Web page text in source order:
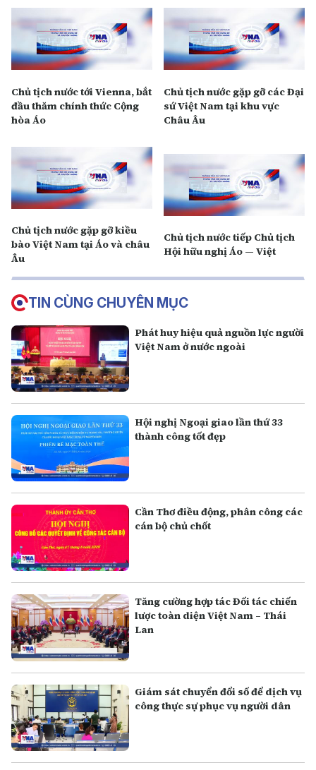
Chủ tịch nước tới Vienna, bắt
đầu thăm chính thức Cộng
hòa Áo
Chủ tịch nước gặp gỡ các Đại
sứ Việt Nam tại khu vực
Châu Âu
Chủ tịch nước gặp gỡ kiều
bào Việt Nam tại Áo và châu
Âu
Chủ tịch nước tiếp Chủ tịch
Hội hữu nghị Áo — Việt
TIN CÙNG CHUYÊN MỤC
Phát huy hiệu quả nguồn lực người
Việt Nam ở nước ngoài
Hội nghị Ngoại giao lần thứ 33
thành công tốt đẹp
Cần Thơ điều động, phân công các
cán bộ chủ chốt
Tăng cường hợp tác Đối tác chiến
lược toàn diện Việt Nam – Thái
Lan
Giám sát chuyển đổi số để dịch vụ
công thực sự phục vụ người dân